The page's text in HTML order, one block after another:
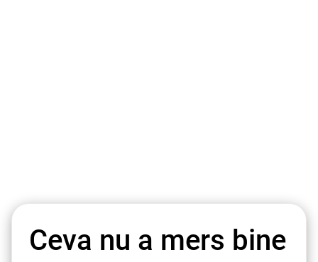
Ceva nu a mers bine